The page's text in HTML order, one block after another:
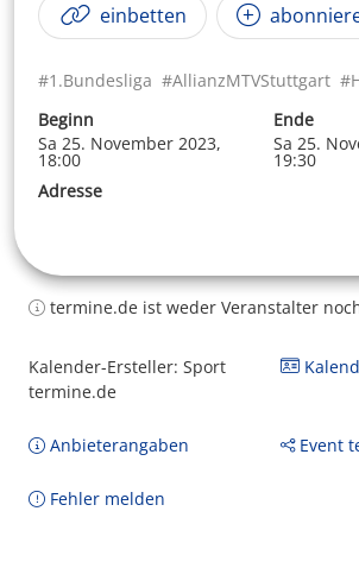
einbetten
#1.Bundesliga #AllianzMTVStuttgart
Beginn
Sa 25. November 2023,
18:00
Ende
Sa 25.
19:30
Adresse
termine.de ist weder Veranstalter
Kalender-Ersteller: Sport
termine.de
Anbieterangaben Event
Fehler melden